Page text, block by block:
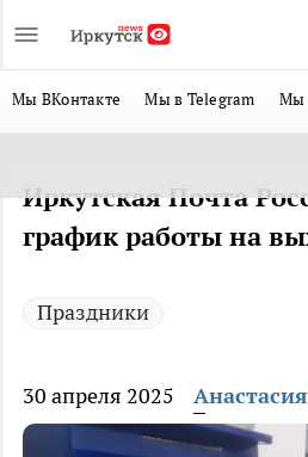
Мы ВКонтакте Мы в Telegram Мы
Иркутская Почта
график работы на
Праздники
30 апреля 2025